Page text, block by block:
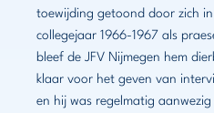
toewijding getoond door zich
collegejaar 1966-1967 als
bleef de JFV Nijmegen hem
klaar voor het geven van
en hij was regelmatig